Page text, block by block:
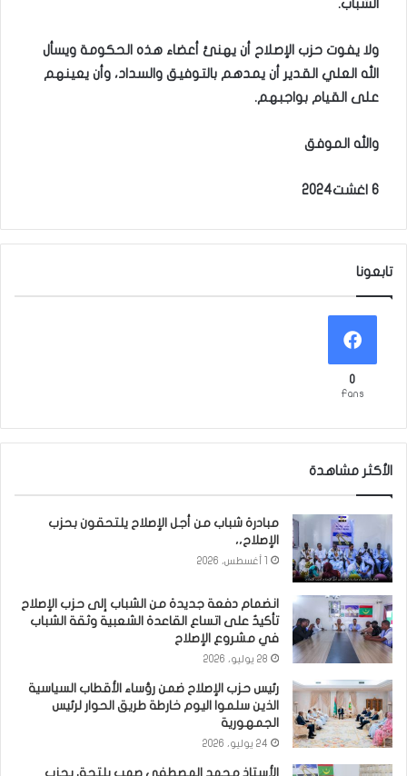
الشباب.
ولا يفوت حزب الإصلاح أن يهنئ أعضاء هذه الحكومة ويسأل
الله العلي القدير أن يمدهم بالتوفيق والسداد، وأن يعينهم
على القيام بواجبهم.
والله الموفق
6 اغشت2024
تابعونا
0
Fans
الأكثر مشاهدة
مبادرة شباب من أجل الإصلاح يلتحقون بحزب
الإصلاح،،
انضمام دفعة جديدة من الشباب إلى حزب الإصلاح
تأكيدٌ على اتساع القاعدة الشعبية وثقة الشباب
في مشروع الإصلاح
28 يوليو، 2026
رئيس حزب الإصلاح ضمن رؤساء الأقطاب السياسية
الذين سلموا اليوم خارطة طريق الحوار لرئيس
الجمهورية
24 يوليو، 2026
الأستاذ محمد المصطفي صمب يلتحق بحزب